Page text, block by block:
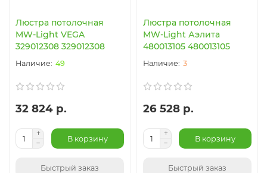
Люстра потолочная
MW-Light VEGA
329012308 329012308
49
32 824 р.
В корзину
Быстрый заказ
Люстра потолочная
MW-Light Аэлита
480013105 480013105
3
26 528 р.
В корзину
Быстрый заказ